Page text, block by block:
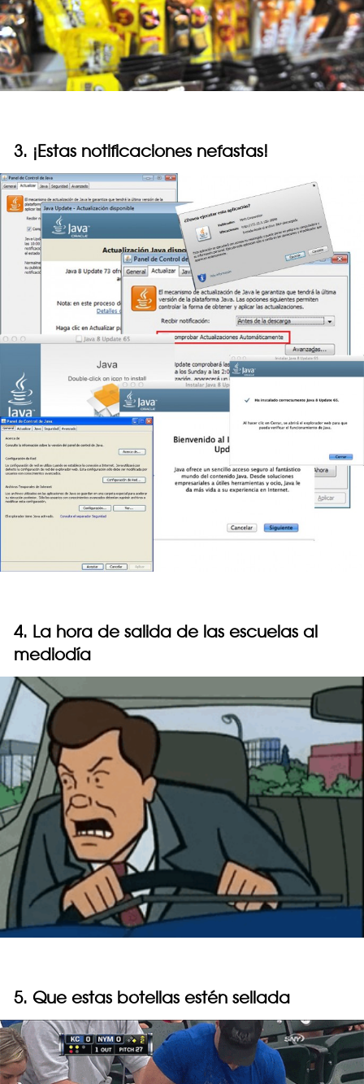
3. ¡Estas notificaciones nefastas!
4. La hora de salida de las escuelas al
mediodía
5. Que estas botellas estén sellada